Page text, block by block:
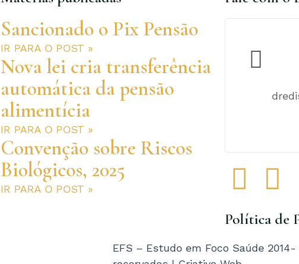
Sancionado o Pix Pensão
IR PARA O POST »
Nova lei cria transferência
automática da pensão
alimentícia
IR PARA O POST »
Convenção sobre Riscos
Biológicos, 2025
IR PARA O POST »
F
a
c
I
n
s
Política de
EFS – Estudo em Foco Saúde